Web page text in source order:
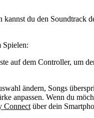
kannst du den Soundtrack
Spielen:
auf dem Controller, um
ändern, Songs
anpassen. Wenn du
Connect über dein